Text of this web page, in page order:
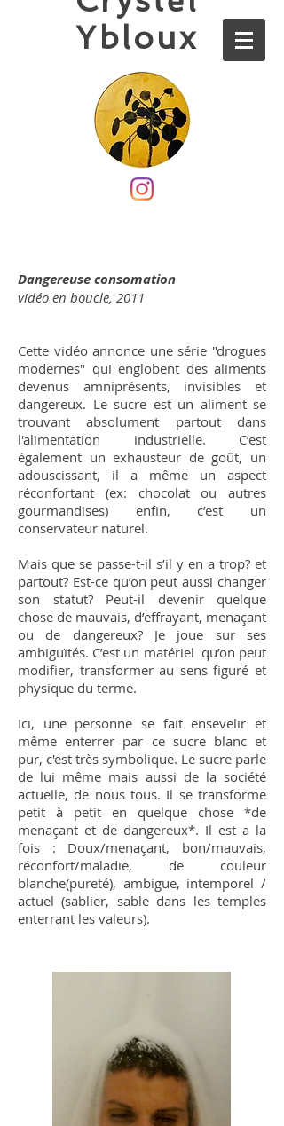
Ybloux
Dangereuse consomation
vidéo en boucle, 2011
Cette vidéo annonce une série "drogues
modernes" qui englobent des aliments
devenus amniprésents, invisibles et
dangereux. Le sucre est un aliment se
trouvant absolument partout dans
l'alimentation industrielle. C’est
également un exhausteur de goût, un
adouscissant, il a même un aspect
réconfortant (ex: chocolat ou autres
gourmandises) enfin, c’est un
conservateur naturel.
Mais que se passe-t-il s’il y en a trop? et
partout? Est-ce qu’on peut aussi changer
son statut? Peut-il devenir quelque
chose de mauvais, d’effrayant, menaçant
ou de dangereux? Je joue sur ses
ambiguïtés. C’est un matériel qu’on peut
modifier, transformer au sens figuré et
physique du terme.
Ici, une personne se fait ensevelir et
même enterrer par ce sucre blanc et
pur, c'est très symbolique. Le sucre parle
de lui même mais aussi de la société
actuelle, de nous tous. Il se transforme
petit à petit en quelque chose *de
menaçant et de dangereux*. Il est a la
fois : Doux/menaçant, bon/mauvais,
réconfort/maladie, de couleur
blanche(pureté), ambigue, intemporel /
actuel (sablier, sable dans les temples
enterrant les valeurs).